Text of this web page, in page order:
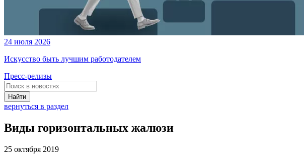
24 июля 2026
Искусство быть лучшим работодателем
Пресс-релизы
Найти
вернуться в раздел
Виды горизонтальных жалюзи
25 октября 2019